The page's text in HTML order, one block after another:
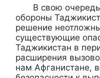
В свою очередь,
обороны
решение
существующие
Таджикистан в
расширения
нам Афганистане,